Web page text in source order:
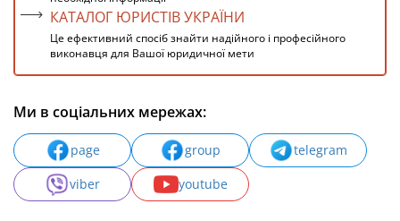
КАТАЛОГ ЮРИСТІВ УКРАЇНИ
Це ефективний спосіб знайти надійного і професійного
виконавця для Вашої юридичної мети
Ми в соціальних мережах:
page group
telegram
viber
youtube